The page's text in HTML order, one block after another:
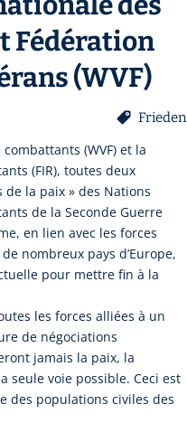
Fédération
(WVF)
Frieden
(WVF) et la
(FIR), toutes deux
la paix » des Nations
de la Seconde Guerre
en lien avec les forces
nombreux pays d’Europe,
pour mettre fin à la
les forces alliées à un
de négociations
jamais la paix, la
seule voie possible. Ceci est
des populations civiles des